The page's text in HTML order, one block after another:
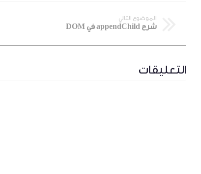
الموضوع التالي
شرح appendChild في DOM
التعليقات